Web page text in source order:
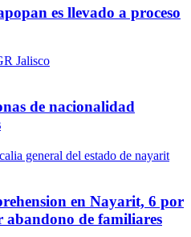
es llevado a proceso
Jalisco
de nacionalidad
general del estado de nayarit
en Nayarit, 6 por
de familiares